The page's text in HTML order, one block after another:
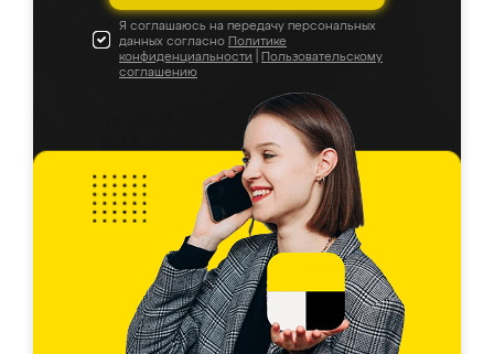
Я соглашаюсь на передачу персональных
данных согласно Политике
конфиденциальности
Пользовательскому
соглашению